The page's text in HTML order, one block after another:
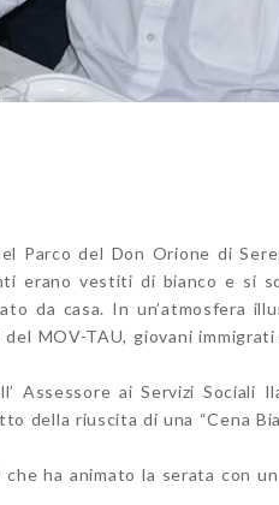
Parco del Don Orione di
erano vestiti di bianco e si
da casa. In un’atmosfera
MOV-TAU, giovani
Assessore ai Servizi Sociali
della riuscita di una “Cena
che ha animato la serata con